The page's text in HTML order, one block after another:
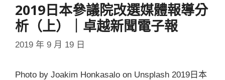
2019日本參議院改選媒體報導分
析（上）｜卓越新聞電子報
2019 年 9 月 19 日
Photo by Joakim Honkasalo on Unsplash 2019日本